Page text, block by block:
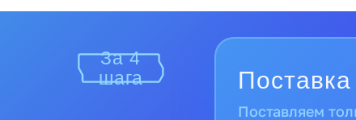
За 4
шага
Поставляем